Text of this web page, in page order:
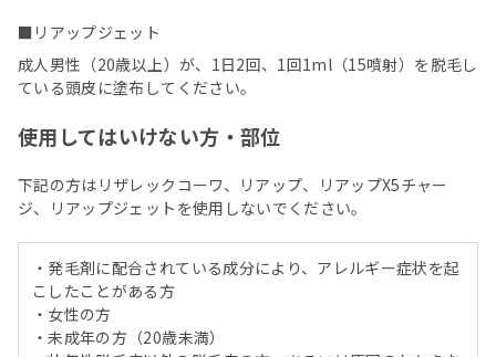
■リアップジェット
成人男性（20歳以上）が、1日2回、1回1ml（15噴射）を脱毛し
ている頭皮に塗布してください。
使用してはいけない方・部位
下記の方はリザレックコーワ、リアップ、リアップX5チャー
ジ、リアップジェットを使用しないでください。
・発毛剤に配合されている成分により、アレルギー症状を起
こしたことがある方
・女性の方
・未成年の方（20歳未満）